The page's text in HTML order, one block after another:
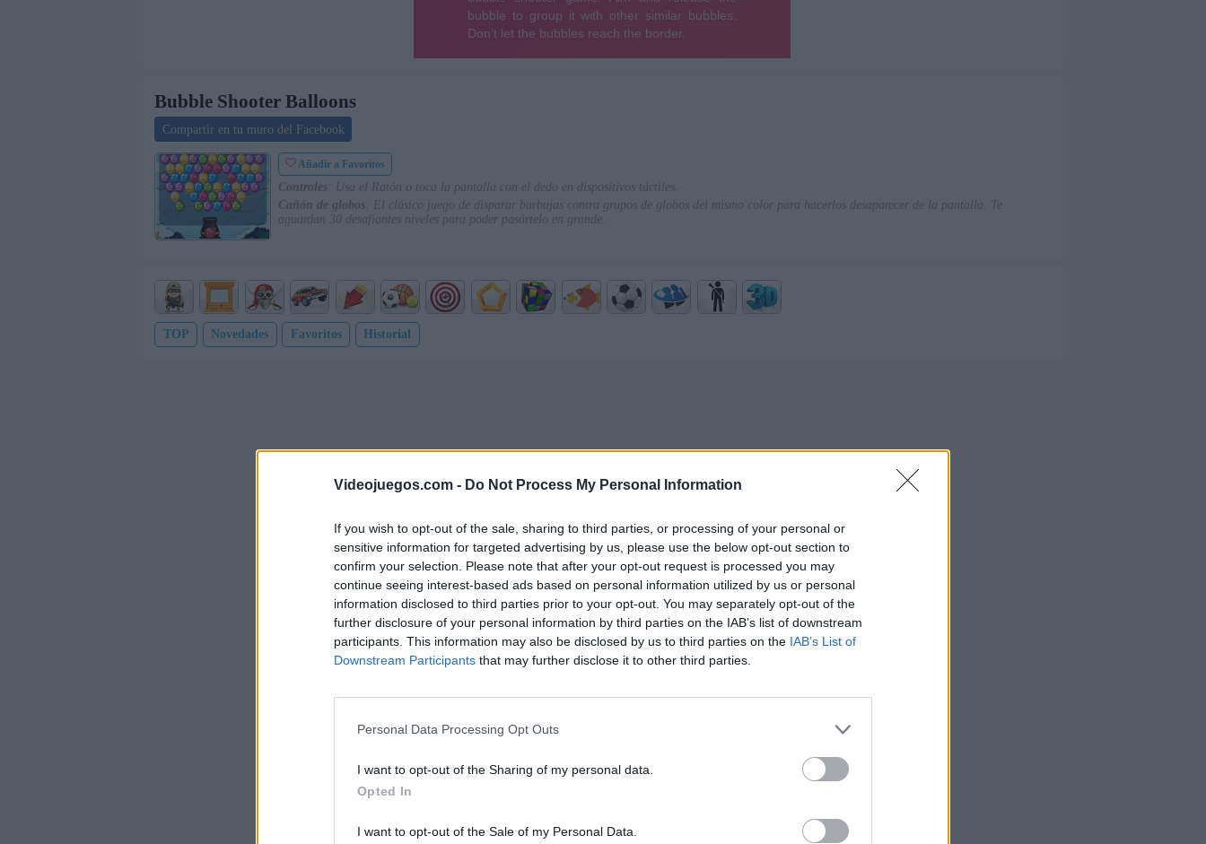
Videojuegos.com - Do Not Process My Personal Information
If you wish to opt-out of the sale, sharing to third parties, or processing of your personal or
sensitive information for targeted advertising by us, please use the below opt-out section to
confirm your selection. Please note that after your opt-out request is processed you may
continue seeing interest-based ads based on personal information utilized by us or personal
information disclosed to third parties prior to your opt-out. You may separately opt-out of the
further disclosure of your personal information by third parties on the IAB’s list of downstream
participants. This information may also be disclosed by us to third parties on the IAB’s List of
Downstream Participants that may further disclose it to other third parties.
Personal Data Processing Opt Outs
I want to opt-out of the Sharing of my personal data.
Opted In
I want to opt-out of the Sale of my Personal Data.
Bubble Shooter Balloons
Compartir en tu muro del Facebook
Añadir a Favoritos
Controles : Usa el Ratón o toca la pantalla con el dedo en dispositivos táctiles.
Cañón de globos : El clásico juego de disparar burbujas contra grupos de globos del mismo color para hacerlos desaparecer de la pantalla. Te
aguardan 30 desafiantes niveles para poder pasártelo en grande.
TOP Novedades Favoritos Historial